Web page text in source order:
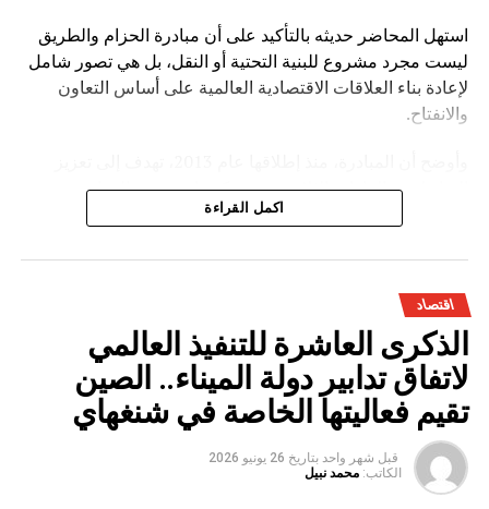
استهل المحاضر حديثه بالتأكيد على أن مبادرة الحزام والطريق
ليست مجرد مشروع للبنية التحتية أو النقل، بل هي تصور شامل
لإعادة بناء العلاقات الاقتصادية العالمية على أساس التعاون
والانفتاح.
الترابط بين القارات الثلاث عبر شبكة واسعة من الموانئ
والسكك الحديدية والطرق البرية والممرات البحرية، إضافة إلى
الصناعي.
وخلال عرضه التفصيلي، أبرز لي يوان تشينغ أن المبادرة ساهمت
في خلق دينامية اقتصادية جديدة بين الصين والدول المشاركة،
من خلال:
تعزيز حجم التبادل التجاري الدولي
دعم مشاريع البنية التحتية في الدول النامية
اكمل القراءة
اقتصاد
الذكرى العاشرة للتنفيذ العالمي
لاتفاق تدابير دولة الميناء.. الصين
تقيم فعاليتها الخاصة في شنغهاي
قبل شهر واحد بتاريخ 26 يونيو 2026
الكاتب: محمد نبيل